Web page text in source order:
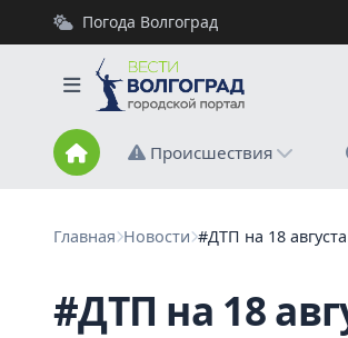
Погода Волгоград
Происшествия
Главная Новости #ДТП на 18
#ДТП на 18